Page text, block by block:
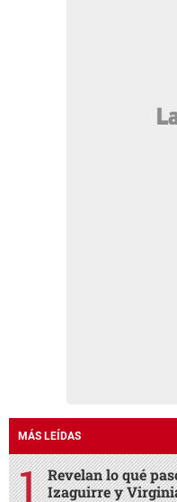
MÁS LEÍDAS
Revelan lo qué
Izaguirre y